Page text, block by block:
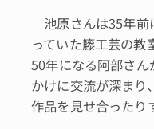
池原さんは35年前
っていた籐工芸の教
50年になる阿部さん
かけに交流が深まり
作品を見せ合ったり